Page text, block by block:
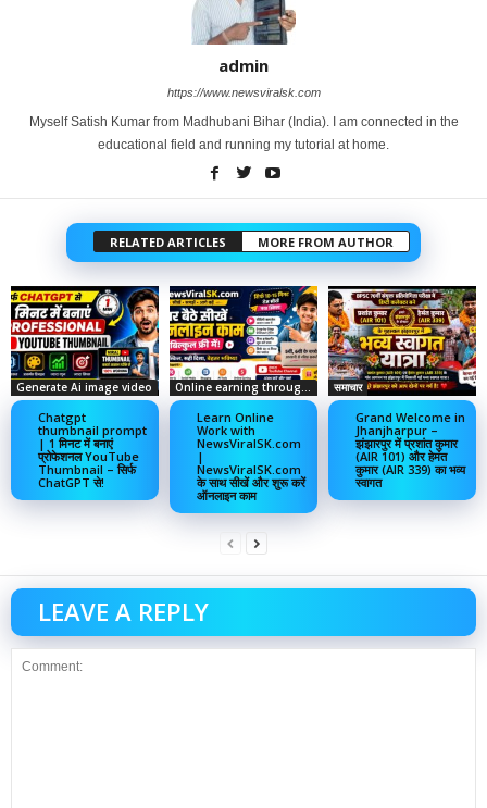
admin
https://www.newsviralsk.com
Myself Satish Kumar from Madhubani Bihar (India). I am connected in the
educational field and running my tutorial at home.
RELATED ARTICLES MORE FROM AUTHOR
Generate Ai image video
Chatgpt
thumbnail prompt
| 1 मिनट में बनाएं
प्रोफेशनल YouTube
Thumbnail – सिर्फ
ChatGPT से!
Online earning through social media
Learn Online
Work with
NewsViralSK.com
|
NewsViralSK.com
के साथ सीखें और शुरू करें
ऑनलाइन काम
समाचार
Grand Welcome in
Jhanjharpur –
झंझारपुर में प्रशांत कुमार
(AIR 101) और हेमंत
कुमार (AIR 339) का भव्य
स्वागत
LEAVE A REPLY